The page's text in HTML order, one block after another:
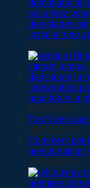
Installer une
13/07/2026
Intervention
pour toute la
12/07/2026
Top 5 des
08/07/2026
Comment
personnaliser
20/06/2026